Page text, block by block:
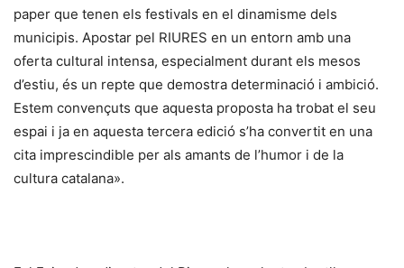
paper que tenen els festivals en el dinamisme dels
municipis. Apostar pel RIURES en un entorn amb una
oferta cultural intensa, especialment durant els mesos
d’estiu, és un repte que demostra determinació i ambició.
Estem convençuts que aquesta proposta ha trobat el seu
espai i ja en aquesta tercera edició s’ha convertit en una
cita imprescindible per als amants de l’humor i de la
cultura catalana».